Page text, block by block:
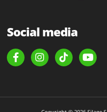
Social media